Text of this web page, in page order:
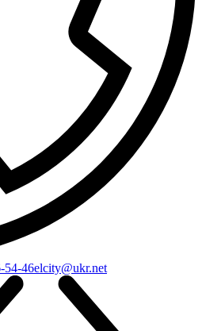
54-46elcity@ukr.net